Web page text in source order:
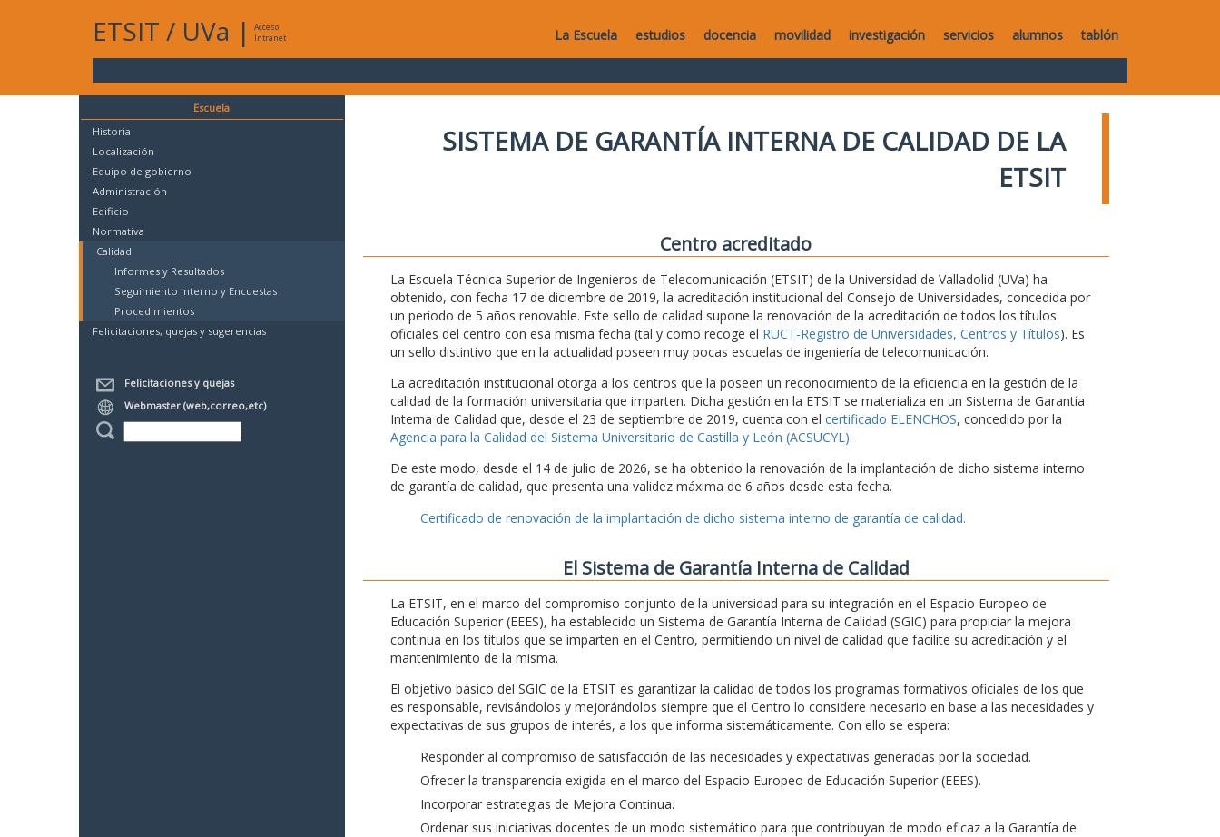
ETSIT / UVa |
Acceso
Intranet
La Escuela estudios docencia movilidad investigación servicios alumnos tablón
Escuela
Historia
Localización
Equipo de gobierno
Administración
Edificio
Normativa
Calidad
Informes y Resultados
Seguimiento interno y Encuestas
Procedimientos
Felicitaciones, quejas y sugerencias
Felicitaciones y quejas
Webmaster (web,correo,etc)
SISTEMA DE GARANTÍA INTERNA DE CALIDAD DE LA
ETSIT
Centro acreditado
La Escuela Técnica Superior de Ingenieros de Telecomunicación (ETSIT) de la Universidad de Valladolid (UVa) ha
obtenido, con fecha 17 de diciembre de 2019, la acreditación institucional del Consejo de Universidades, concedida por
un periodo de 5 años renovable. Este sello de calidad supone la renovación de la acreditación de todos los títulos
oficiales del centro con esa misma fecha (tal y como recoge el RUCT-Registro de Universidades, Centros y Títulos). Es
un sello distintivo que en la actualidad poseen muy pocas escuelas de ingeniería de telecomunicación.
La acreditación institucional otorga a los centros que la poseen un reconocimiento de la eficiencia en la gestión de la
calidad de la formación universitaria que imparten. Dicha gestión en la ETSIT se materializa en un Sistema de Garantía
Interna de Calidad que, desde el 23 de septiembre de 2019, cuenta con el certificado ELENCHOS, concedido por la
Agencia para la Calidad del Sistema Universitario de Castilla y León (ACSUCYL).
De este modo, desde el 14 de julio de 2026, se ha obtenido la renovación de la implantación de dicho sistema interno
de garantía de calidad, que presenta una validez máxima de 6 años desde esta fecha.
Certificado de renovación de la implantación de dicho sistema interno de garantía de calidad.
El Sistema de Garantía Interna de Calidad
La ETSIT, en el marco del compromiso conjunto de la universidad para su integración en el Espacio Europeo de
Educación Superior (EEES), ha establecido un Sistema de Garantía Interna de Calidad (SGIC) para propiciar la mejora
continua en los títulos que se imparten en el Centro, permitiendo un nivel de calidad que facilite su acreditación y el
mantenimiento de la misma.
El objetivo básico del SGIC de la ETSIT es garantizar la calidad de todos los programas formativos oficiales de los que
es responsable, revisándolos y mejorándolos siempre que el Centro lo considere necesario en base a las necesidades y
expectativas de sus grupos de interés, a los que informa sistemáticamente. Con ello se espera:
Responder al compromiso de satisfacción de las necesidades y expectativas generadas por la sociedad.
Ofrecer la transparencia exigida en el marco del Espacio Europeo de Educación Superior (EEES).
Incorporar estrategias de Mejora Continua.
Ordenar sus iniciativas docentes de un modo sistemático para que contribuyan de modo eficaz a la Garantía de